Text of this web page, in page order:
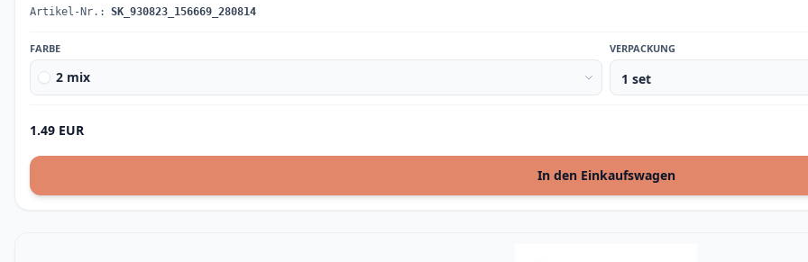
Artikel-Nr.: SK_930823_156669_280814
FARBE
2 mix
VERPACKUNG
1.49 EUR
In den Einkaufswagen